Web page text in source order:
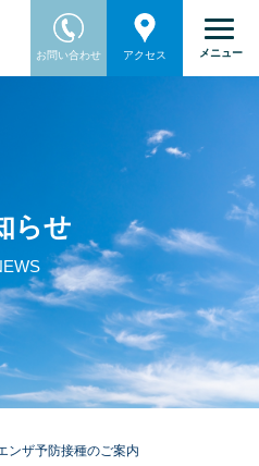
お問い合わせ アクセス メニュー
らせ
ンザ予防接種のご案内